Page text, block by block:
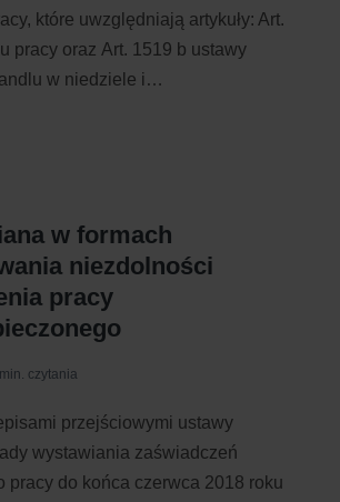
które uwzględniają artykuły: Art.
pracy oraz Art. 1519 b ustawy
w niedziele i…
w formach
niezdolności
pracy
czytania
przejściowymi ustawy
wystawiania zaświadczeń
pracy do końca czerwca 2018 roku